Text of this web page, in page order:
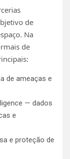
de
Na
de
de ameaças e
— dados
e
e proteção de